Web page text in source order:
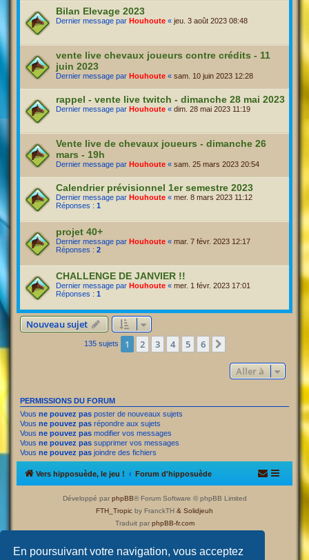
En poursuivant votre navigation, vous acceptez
Bilan Elevage 2023
Dernier message par Houhoute « jeu. 3 août 2023 08:48
vente live chevaux joueurs contre crédits - 11
juin 2023
Dernier message par Houhoute « sam. 10 juin 2023 12:28
rappel - vente live twitch - dimanche 28 mai 2023
Dernier message par Houhoute « dim. 28 mai 2023 11:19
Vente live de chevaux joueurs - dimanche 26
mars - 19h
Dernier message par Houhoute « sam. 25 mars 2023 20:54
Calendrier prévisionnel 1er semestre 2023
Dernier message par Houhoute « mer. 8 mars 2023 11:12
Réponses : 1
projet 40+
Dernier message par Houhoute « mar. 7 févr. 2023 12:17
Réponses : 2
CHALLENGE DE JANVIER !!
Dernier message par Houhoute « mer. 1 févr. 2023 17:01
Réponses : 1
Nouveau sujet
135 sujets 1 2 3 4 5 6
Aller à
PERMISSIONS DU FORUM
Vous ne pouvez pas poster de nouveaux sujets
Vous ne pouvez pas répondre aux sujets
Vous ne pouvez pas modifier vos messages
Vous ne pouvez pas supprimer vos messages
Vous ne pouvez pas joindre des fichiers
Vers hipposuède, le jeu ! Forum d'hipposuède
Développé par phpBB® Forum Software © phpBB Limited
FTH_Tropic by FranckTH & Solidjeuh
Traduit par phpBB-fr.com